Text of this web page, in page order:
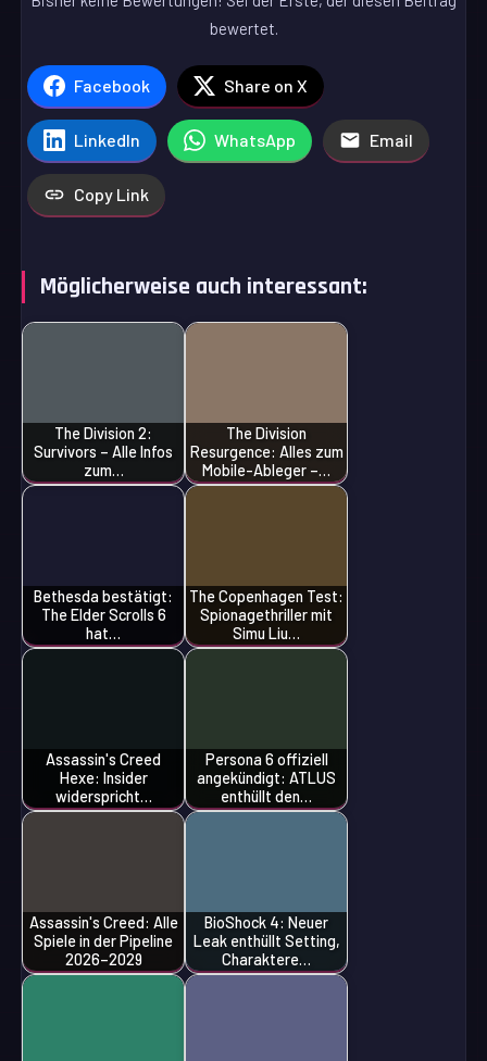
bewertet.
Facebook Share on X
LinkedIn WhatsApp Email
Copy Link
Möglicherweise auch interessant:
The Division 2:
Survivors – Alle Infos
zum…
The Division
Resurgence: Alles zum
Mobile-Ableger –…
Bethesda bestätigt:
The Elder Scrolls 6
hat…
The Copenhagen Test:
Spionagethriller mit
Simu Liu…
Assassin's Creed
Hexe: Insider
widerspricht…
Persona 6 offiziell
angekündigt: ATLUS
enthüllt den…
Assassin's Creed: Alle
Spiele in der Pipeline
2026–2029
BioShock 4: Neuer
Leak enthüllt Setting,
Charaktere…